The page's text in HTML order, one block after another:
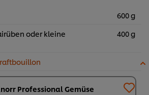
600 g
oder kleine
400 g
Professional Gemüse